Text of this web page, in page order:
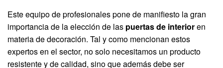
Este equipo de profesionales pone de manifiesto la gran
importancia de la elección de las puertas de interioren
materia de decoración. Tal y como mencionan estos
expertos en el sector, no solo necesitamos un producto
resistente y de calidad, sino que además debe ser